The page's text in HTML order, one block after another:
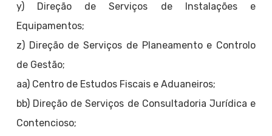
y) Direção de Serviços de Instalações e
Equipamentos;
z) Direção de Serviços de Planeamento e Controlo
de Gestão;
aa) Centro de Estudos Fiscais e Aduaneiros;
bb) Direção de Serviços de Consultadoria Jurídica e
Contencioso;